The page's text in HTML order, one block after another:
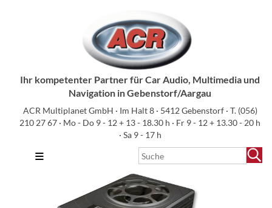
Ihr kompetenter Partner für Car Audio, Multimedia und
Navigation in Gebenstorf/Aargau
ACR Multiplanet GmbH · Im Halt 8 · 5412 Gebenstorf · T. (056)
210 27 67 · Mo - Do 9 - 12 + 13 - 18.30 h · Fr 9 - 12 + 13.30 - 20 h
· Sa 9 - 17 h
≡